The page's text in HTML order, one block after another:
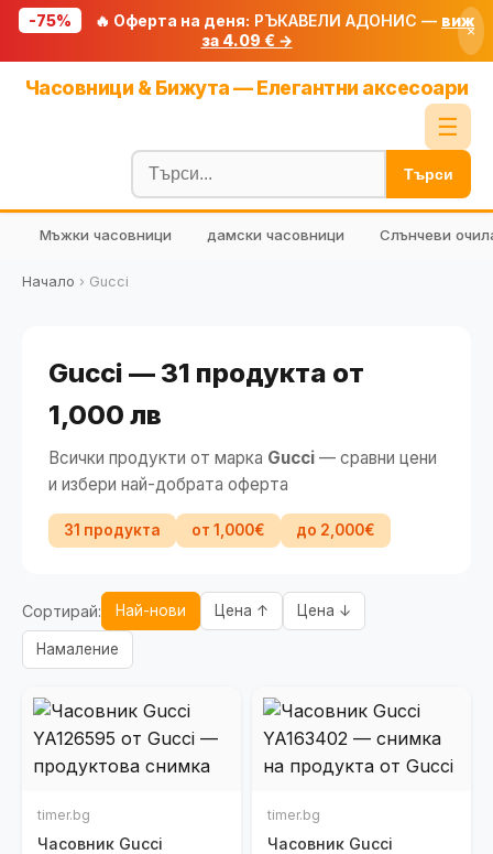
-75% 🔥 Оферта на деня: РЪКАВЕЛИ АДОНИС — виж
за 4.09 € →
×
Часовници & Бижута — Елегантни аксесоари
☰
Блог
🧮 Калкулатори
🔍 Намери продукт
Търси
Мъжки часовници дамски часовници Слънчеви
Начало › Gucci
Gucci — 31 продукта от
1,000 лв
Всички продукти от марка Gucci — сравни цени
и избери най-добрата оферта
31 продукта от 1,000€ до 2,000€
Сортирай: Най-нови Цена ↑ Цена ↓
Намаление
timer.bg
Часовник Gucci
timer.bg
Часовник Gucci